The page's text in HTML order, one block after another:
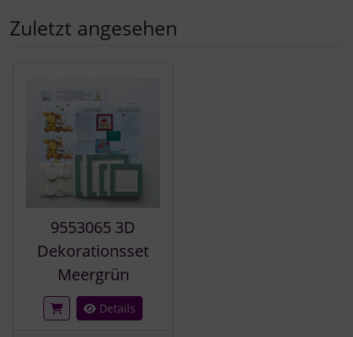
Zuletzt angesehen
9553065 3D
Dekorationsset
Meergrün
Details